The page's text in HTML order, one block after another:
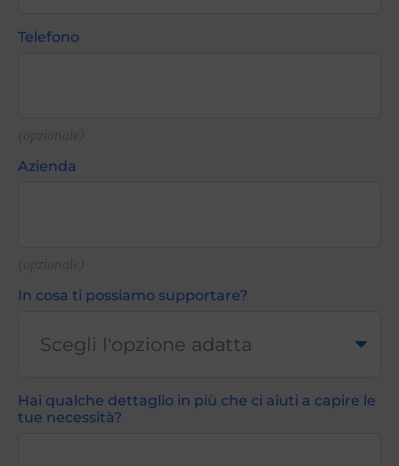
Telefono
(opzionale)
Azienda
(opzionale)
In cosa ti possiamo supportare?
Hai qualche dettaglio in più che ci aiuti a capire le
tue necessità?